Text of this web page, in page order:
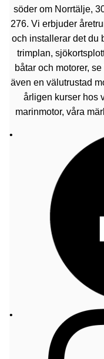
söder om Norrtälje,
276. Vi erbjuder
och installerar det du
trimplan,
båtar och motorer,
även en välutrustad
årligen kurser hos
marinmotor, våra